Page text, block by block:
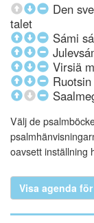
Den
talet
Sámi
Virsiä
Välj de
oavsett inställning
Visa agenda